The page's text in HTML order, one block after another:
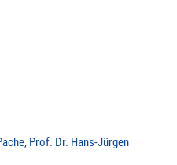
Prof. Dr. Hans-Jürgen